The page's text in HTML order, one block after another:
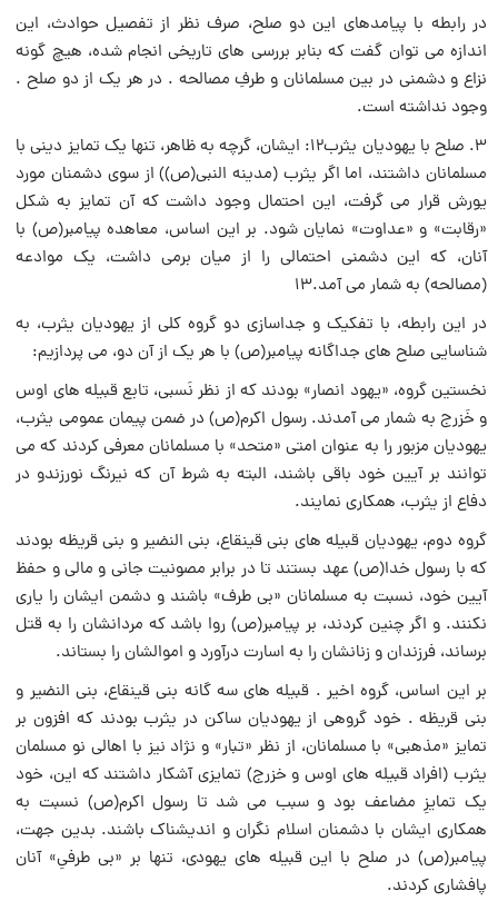
در رابطه با پیامدهاى این دو صلح، صرف نظر از تفصیل حوادث، این
اندازه مى توان گفت که بنابر بررسى هاى تاریخى انجام شده، هیچ گونه
نزاع و دشمنى در بین مسلمانان و طرفِ مصالحه . در هر یک از دو صلح .
وجود نداشته است.
۳. صلح با یهودیان یثرب۱۲: ایشان، گرچه به ظاهر، تنها یک تمایز دینى با
مسلمانان داشتند، اما اگر یثرب (مدینه النبى(ص)) از سوى دشمنان مورد
یورش قرار مى گرفت، این احتمال وجود داشت که آن تمایز به شکل
«رقابت» و «عداوت» نمایان شود. بر این اساس، معاهده پیامبر(ص) با
آنان، که این دشمنى احتمالى را از میان برمى داشت، یک موادعه
(مصالحه) به شمار مى آمد.۱۳
در این رابطه، با تفکیک و جداسازى دو گروه کلى از یهودیان یثرب، به
شناسایى صلح هاى جداگانه پیامبر(ص) با هر یک از آن دو، مى پردازیم:
نخستین گروه، «یهود انصار» بودند که از نظر نَسبى، تابع قبیله هاى اوس
و خَزرج به شمار مى آمدند. رسول اکرم(ص) در ضمن پیمان عمومى یثرب،
یهودیان مزبور را به عنوان امتى «متحد» با مسلمانان معرفى کردند که مى
توانند بر آیین خود باقى باشند، البته به شرط آن که نیرنگ نورزندو در
دفاع از یثرب، همکارى نمایند.
گروه دوم، یهودیان قبیله هاى بنى قینقاع، بنى النضیر و بنى قریظه بودند
که با رسول خدا(ص) عهد بستند تا در برابر مصونیت جانى و مالى و حفظ
آیین خود، نسبت به مسلمانان «بى طرف» باشند و دشمن ایشان را یارى
نکنند. و اگر چنین کردند، بر پیامبر(ص) روا باشد که مردانشان را به قتل
برساند، فرزندان و زنانشان را به اسارت درآورد و اموالشان را بستاند.
بر این اساس، گروه اخیر . قبیله هاى سه گانه بنى قینقاع، بنى النضیر و
بنى قریظه . خود گروهى از یهودیان ساکن در یثرب بودند که افزون بر
تمایز «مذهبى» با مسلمانان، از نظر «تبار» و نژاد نیز با اهالى نو مسلمان
یثرب (افراد قبیله هاى اوس و خزرج) تمایزى آشکار داشتند که این، خود
یک تمایزِ مضاعف بود و سبب مى شد تا رسول اکرم(ص) نسبت به
همکارى ایشان با دشمنان اسلام نگران و اندیشناک باشند. بدین جهت،
پیامبر(ص) در صلح با این قبیله هاى یهودى، تنها بر «بى طرفىِ» آنان
پافشارى کردند.